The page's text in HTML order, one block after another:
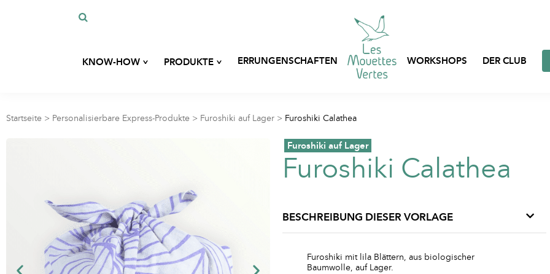
KNOW-HOW ^
Unser Fachwissen
PRODUKTE ^
Zubehör für Hygiene und
Schönheit
Berufskleidung
Individuell
Kleidung auf Lager
ERRUNGENSCHAFTEN WORKSHOPS DER CLUB
Startseite > Personalisierbare Express-Produkte > Furoshiki auf Lager > Furoshiki Calathea
Furoshiki auf Lager
Furoshiki Calathea
BESCHREIBUNG DIESER VORLAGE
Furoshiki mit lila Blättern, aus biologischer
Baumwolle, auf Lager.